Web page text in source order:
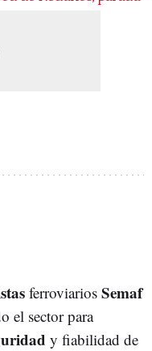
ferroviarios Semaf
el sector para
y fiabilidad de